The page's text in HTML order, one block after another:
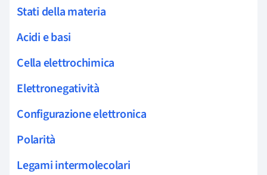
Stati della materia
Acidi e basi
Cella elettrochimica
Elettronegatività
Configurazione elettronica
Polarità
Legami intermolecolari